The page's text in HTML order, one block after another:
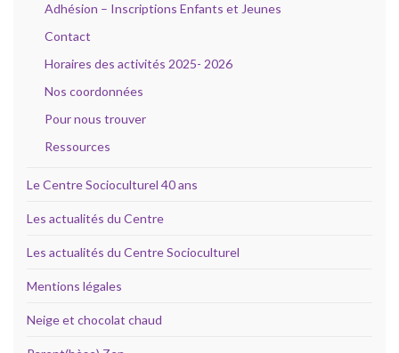
Adhésion – Inscriptions Enfants et Jeunes
Contact
Horaires des activités 2025- 2026
Nos coordonnées
Pour nous trouver
Ressources
Le Centre Socioculturel 40 ans
Les actualités du Centre
Les actualités du Centre Socioculturel
Mentions légales
Neige et chocolat chaud